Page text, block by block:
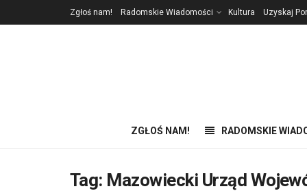
Zgłoś nam! Radomskie Wiadomości Kultura Uzyskaj
ZGŁOŚ NAM! RADOMSKIE
Tag: Mazowiecki Urząd